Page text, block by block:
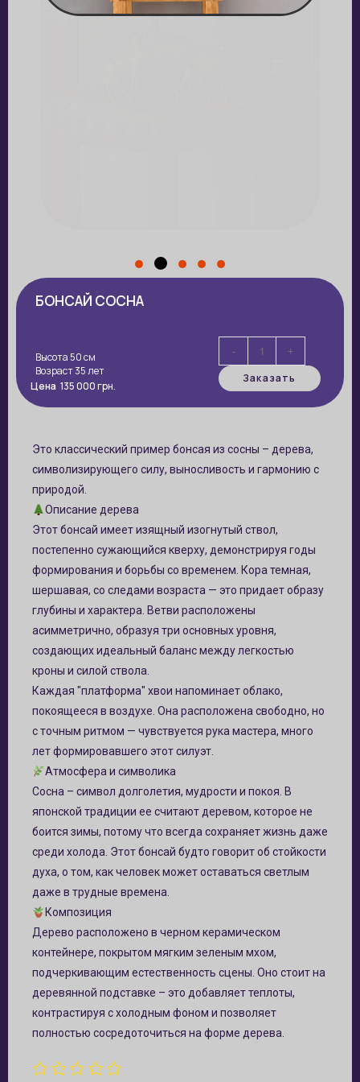
БОНСАЙ СОСНА
Высота 50 см
Возраст 35 лет
Цена 135 000грн.
- +
Заказать
Это классический пример бонсая из сосны – дерева,
символизирующего силу, выносливость и гармонию с
природой.
Описание дерева
Этот бонсай имеет изящный изогнутый ствол,
постепенно сужающийся кверху, демонстрируя годы
формирования и борьбы со временем. Кора темная,
шершавая, со следами возраста — это придает образу
глубины и характера. Ветви расположены
асимметрично, образуя три основных уровня,
создающих идеальный баланс между легкостью
кроны и силой ствола.
Каждая "платформа" хвои напоминает облако,
покоящееся в воздухе. Она расположена свободно, но
с точным ритмом — чувствуется рука мастера, много
лет формировавшего этот силуэт.
Атмосфера и символика
Сосна – символ долголетия, мудрости и покоя. В
японской традиции ее считают деревом, которое не
боится зимы, потому что всегда сохраняет жизнь даже
среди холода. Этот бонсай будто говорит об стойкости
духа, о том, как человек может оставаться светлым
даже в трудные времена.
Композиция
Дерево расположено в черном керамическом
контейнере, покрытом мягким зеленым мхом,
подчеркивающим естественность сцены. Оно стоит на
деревянной подставке – это добавляет теплоты,
контрастируя с холодным фоном и позволяет
полностью сосредоточиться на форме дерева.